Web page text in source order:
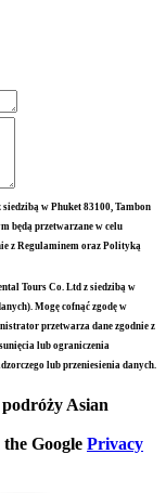
w Phuket 83100, Tambon
będą przetwarzane w celu
z Regulaminem oraz Polityką
Tours Co. Ltd z siedzibą w
Mogę cofnąć zgodę w
przetwarza dane zgodnie z
lub ograniczenia
lub przeniesienia danych.
Asian
Google Privacy